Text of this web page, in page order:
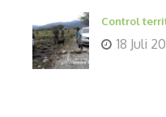
Control
18 Juli